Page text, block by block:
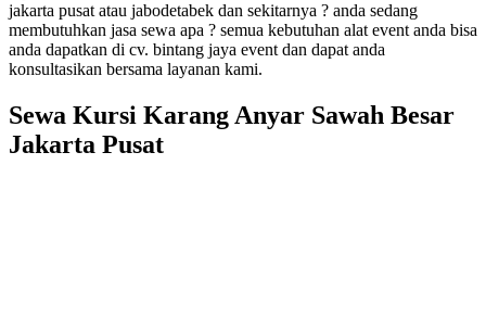
jakarta pusat atau jabodetabek dan sekitarnya ? anda sedang
membutuhkan jasa sewa apa ? semua kebutuhan alat event anda bisa
anda dapatkan di cv. bintang jaya event dan dapat anda
konsultasikan bersama layanan kami.
Sewa Kursi Karang Anyar Sawah Besar
Jakarta Pusat